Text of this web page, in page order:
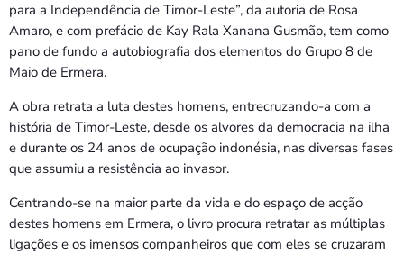
para a Independência de Timor-Leste”, da autoria de Rosa
Amaro, e com prefácio de Kay Rala Xanana Gusmão, tem como
pano de fundo a autobiografia dos elementos do Grupo 8 de
Maio de Ermera.
A obra retrata a luta destes homens, entrecruzando-a com a
história de Timor-Leste, desde os alvores da democracia na ilha
e durante os 24 anos de ocupação indonésia, nas diversas fases
que assumiu a resistência ao invasor.
Centrando-se na maior parte da vida e do espaço de acção
destes homens em Ermera, o livro procura retratar as múltiplas
ligações e os imensos companheiros que com eles se cruzaram